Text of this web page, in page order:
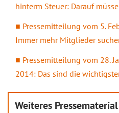
hinterm Steuer: Darauf
Pressemitteilung vom 5.
Immer mehr Mitglieder
Pressemitteilung vom 28.
2014: Das sind die
Weiteres Pressematerial